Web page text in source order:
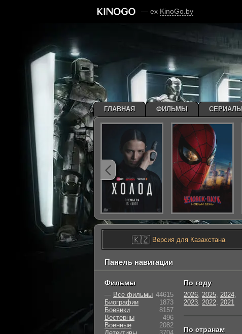
— ex KinoGo.by
🇰🇿Версия для Казахстана
Панель навигации
Фильмы
— Все фильмы 44615
Биографии
1873
Боевики
8157
Вестерны
496
Военные
2082
По году
2026, 2025, 2024,
2023, 2022, 2021
По странам
ГЛАВНАЯ ФИЛЬМЫ